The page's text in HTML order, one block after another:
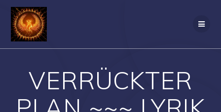
VERRÜCKTER